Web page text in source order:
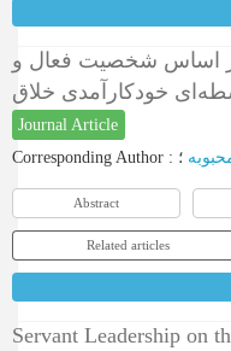
بر اساس شخصیت فعال و
خودکارآمدی خلاق
Journal Article
Corresponding Author :
Abstract
Related articles
Servant Leadership on